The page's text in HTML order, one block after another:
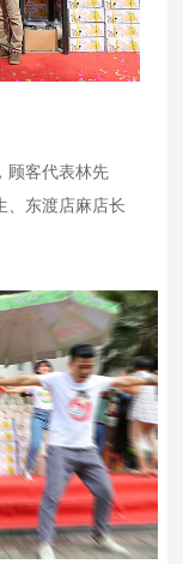
顾客代表林先
、东渡店麻店长